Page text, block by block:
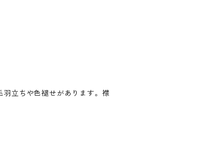
立ちや色褪せがあります。襟